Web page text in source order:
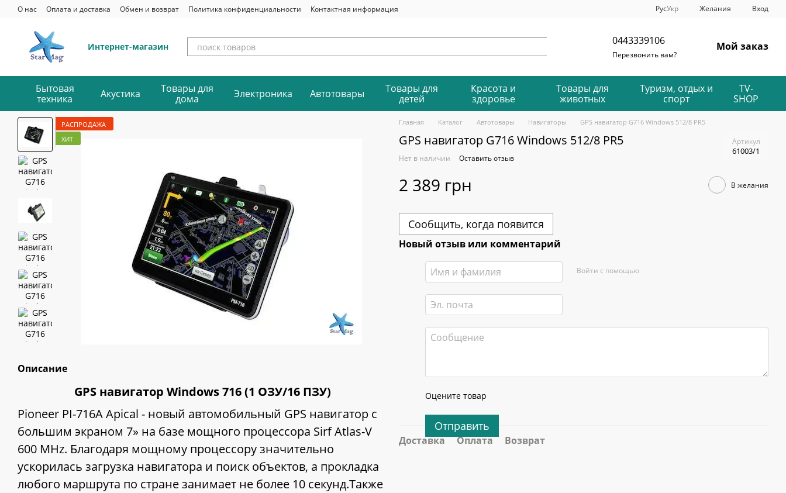
Перейти к основному контенту
О нас Оплата и доставка Обмен и возврат Политика конфиденциальности Контактная информация РусУкр Желания Вход
Интернет-магазин 0443339106
Перезвонить вам?
Мой заказ
Бытовая
техника
Акустика
Товары для
дома
Электроника Автотовары
Товары для
детей
Красота и
здоровье
Товары для
животных
Туризм, отдых и
спорт
TV-
SHOP
РАСПРОДАЖА
ХИТ
Описание
GPS навигатор Windows 716 (1 ОЗУ/16 ПЗУ)
Pioneer PI-716A Apical - новый автомобильный GPS навигатор с
большим экраном 7» на базе мощного процессора Sirf Atlas-V
600 MHz. Благодаря мощному процессору значительно
ускорилась загрузка навигатора и поиск объектов, а прокладка
любого маршрута по стране занимает не более 10 секунд.Также
Главная Каталог Автотовары Навигаторы GPS навигатор G716 Windows 512/8 PR5
GPS навигатор G716 Windows 512/8 PR5 Артикул
61003/1
Нет в наличии Оставить отзыв
2 389 грн В желания
Сообщить, когда появится
Новый отзыв или комментарий
Войти с помощью
Оцените товар
Отправить
Доставка Оплата Возврат